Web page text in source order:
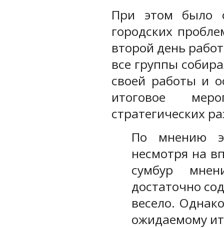
При этом было
городских
второй день
все группы
своей работы и
итоговое
стратегических
По мнению
несмотря на
сумбур
достаточно
весело.
ожидаемому